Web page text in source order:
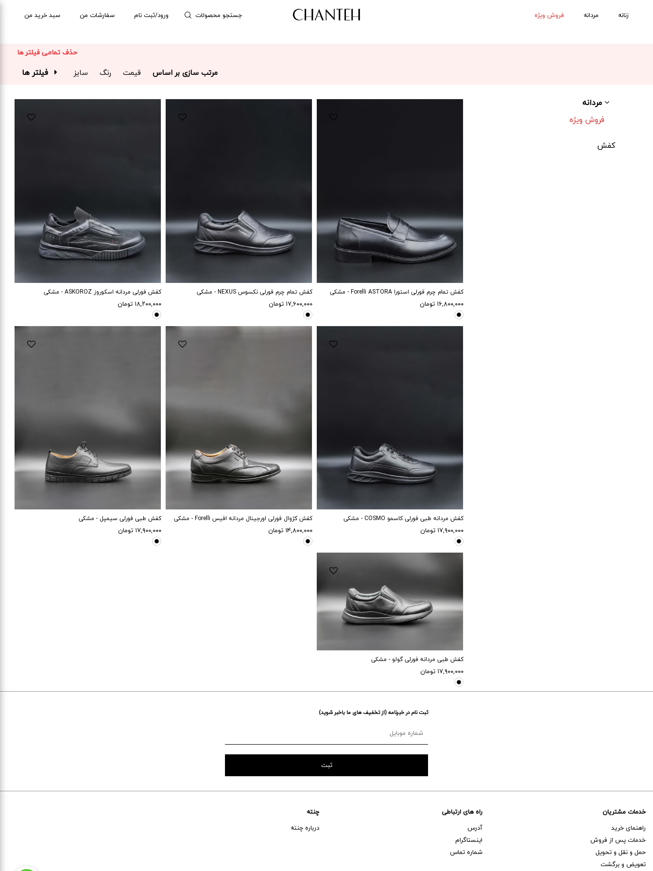
زنانه مردانه فروش ویژه سبد خرید من سفارشات من ورود/ثبت نام جستجو محصولات
حذف تمامی فیلتر ها
سایز رنگ قیمت مرتب سازی بر اساس
مردانه
فروش ویژه
کفش
40
41
42
کفش تمام چرم فورلی استورا Forelli ASTORA - مشکی
۱۶,۸۰۰,۰۰۰ تومان
40
45
کفش تمام چرم فورلی نکسوس NEXUS - مشکی
۱۷,۶۰۰,۰۰۰ تومان
43
44
45
کفش فورلی مردانه اسکوروز ASKOROZ - مشکی
۱۸,۲۰۰,۰۰۰ تومان
45
کفش مردانه طبی فورلی کاسمو COSMO - مشکی
۱۷,۹۰۰,۰۰۰ تومان
40
42
43
کفش کژوال فورلی اورجینال مردانه افیس Forelli - مشکی
۱۴,۸۰۰,۰۰۰ تومان
40
42
43
44
کفش طبی فورلی سیمپل - مشکی
۱۷,۹۰۰,۰۰۰ تومان
44
کفش طبی مردانه فورلی گولو - مشکی
۱۷,۹۰۰,۰۰۰ تومان
ثبت نام در خبرنامه (از تخفیف های ما باخبر شوید)
خدمات مشتریان
راهنمای خرید
خدمات پس از فروش
حمل و نقل و تحویل
تعویض و برگشت
راه های ارتباطی
آدرس
اینستاگرام
شماره تماس
چنته
درباره چنته